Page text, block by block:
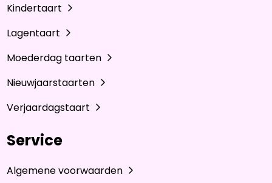
Kindertaart
Lagentaart
Moederdag taarten
Nieuwjaarstaarten
Verjaardagstaart
Service
Algemene voorwaarden